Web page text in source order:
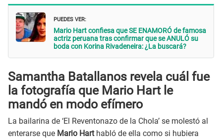
PUEDES VER:
Mario Hart confiesa que SE ENAMORÓ de famosa
actriz peruana tras confirmar que se ANULÓ su
boda con Korina Rivadeneira: ¿La buscará?
Samantha Batallanos revela cuál fue
la fotografía que Mario Hart le
mandó en modo efímero
La bailarina de ‘El Reventonazo de la Chola’ se molestó al
enterarse que Mario Harthabló de ella como si hubiera